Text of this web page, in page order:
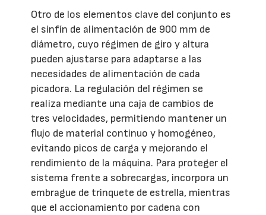
Otro de los elementos clave del conjunto es
el sinfín de alimentación de 900 mm de
diámetro, cuyo régimen de giro y altura
pueden ajustarse para adaptarse a las
necesidades de alimentación de cada
picadora. La regulación del régimen se
realiza mediante una caja de cambios de
tres velocidades, permitiendo mantener un
flujo de material continuo y homogéneo,
evitando picos de carga y mejorando el
rendimiento de la máquina. Para proteger el
sistema frente a sobrecargas, incorpora un
embrague de trinquete de estrella, mientras
que el accionamiento por cadena con